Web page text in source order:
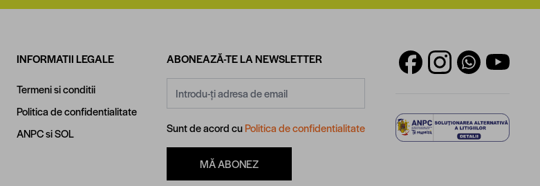
INFORMATII LEGALE
Termeni si conditii
Politica de confidentialitate
ANPCsiSOL
ABONEAZĂ-TE LA NEWSLETTER
Sunt de acord cuPolitica de confidentialitate
MĂ ABONEZ